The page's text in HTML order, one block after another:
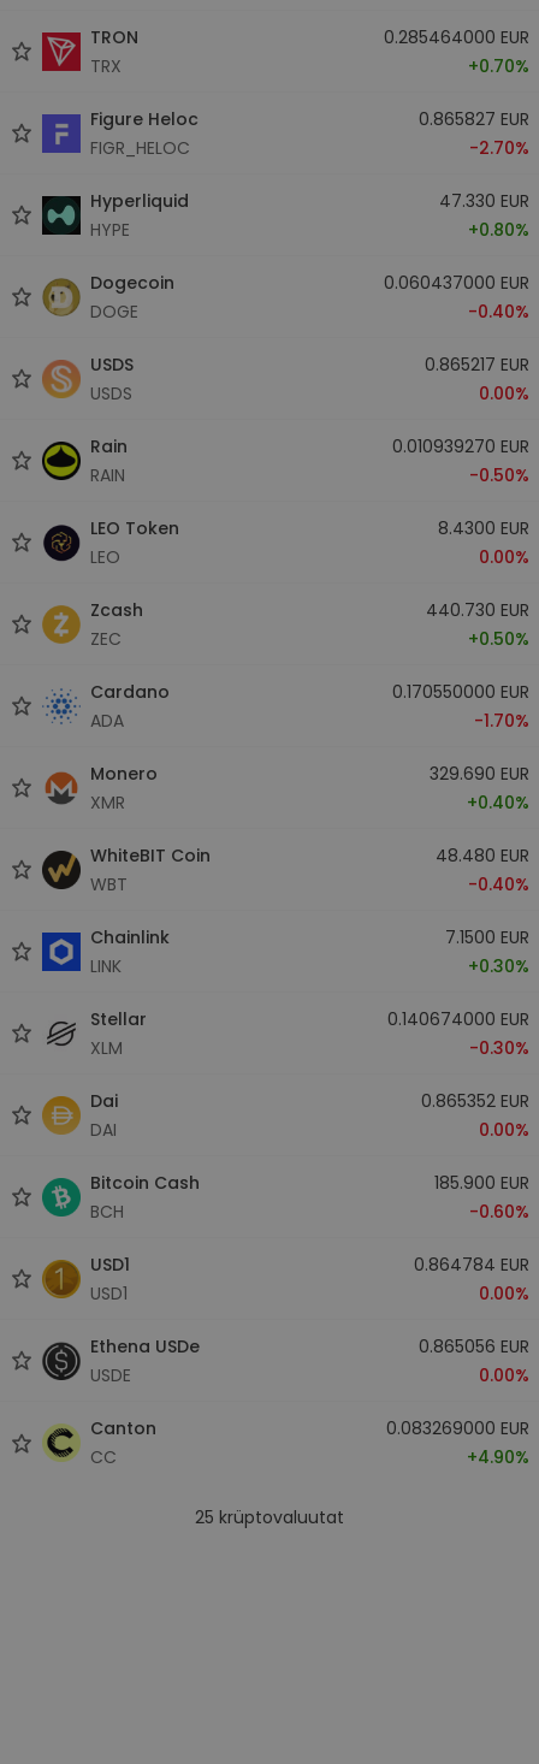
TRON
TRX
0.285464000 EUR
+0.70%
Figure Heloc
FIGR_HELOC
0.865827 EUR
-2.70%
Hyperliquid
HYPE
47.330 EUR
+0.80%
Dogecoin
DOGE
0.060437000 EUR
-0.40%
USDS
USDS
0.865217 EUR
0.00%
Rain
RAIN
0.010939270 EUR
-0.50%
LEO Token
LEO
8.4300 EUR
0.00%
Zcash
ZEC
440.730 EUR
+0.50%
Cardano
ADA
0.170550000 EUR
-1.70%
Monero
XMR
329.690 EUR
+0.40%
WhiteBIT Coin
WBT
48.480 EUR
-0.40%
Chainlink
LINK
7.1500 EUR
+0.30%
Stellar
XLM
0.140674000 EUR
-0.30%
Dai
DAI
0.865352 EUR
0.00%
Bitcoin Cash
BCH
185.900 EUR
-0.60%
USD1
USD1
0.864784 EUR
0.00%
Ethena USDe
USDE
0.865056 EUR
0.00%
Canton
CC
0.083269000 EUR
+4.90%
25 krüptovaluutat